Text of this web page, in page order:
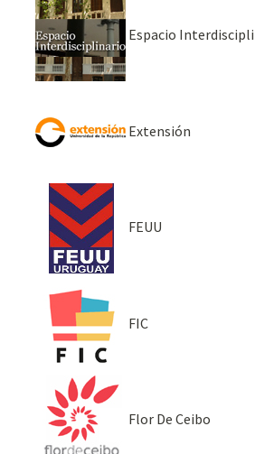
Espacio
Extensión
FEUU
FIC
Flor De Ceibo